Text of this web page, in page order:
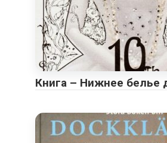
Книга – Нижнее белье